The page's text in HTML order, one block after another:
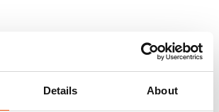
Details About
Assist 24/7